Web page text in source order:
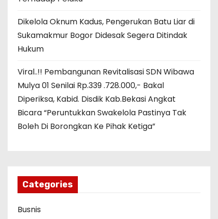
Dikelola Oknum Kadus, Pengerukan Batu Liar di
Sukamakmur Bogor Didesak Segera Ditindak
Hukum
Viral..!! Pembangunan Revitalisasi SDN Wibawa
Mulya 01 Senilai Rp.339 .728.000,- Bakal
Diperiksa, Kabid. Disdik Kab.Bekasi Angkat
Bicara “Peruntukkan Swakelola Pastinya Tak
Boleh Di Borongkan Ke Pihak Ketiga”
Categories
Busnis